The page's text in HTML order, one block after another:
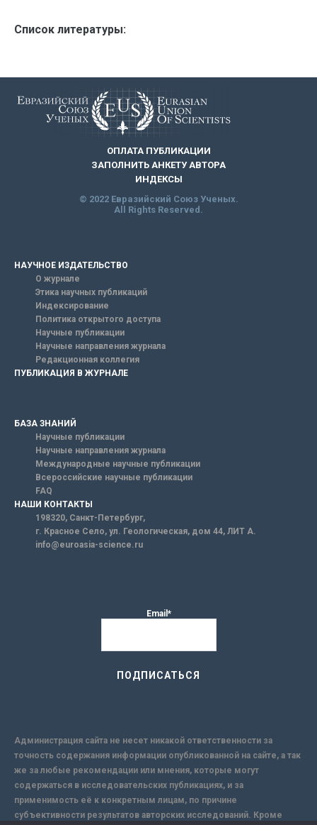
Список литературы:
ОПЛАТА ПУБЛИКАЦИИ
ЗАПОЛНИТЬ АНКЕТУ АВТОРА
ИНДЕКСЫ
© 2022 Евразийский Союз Ученых.
All Rights Reserved.
НАУЧНОЕ ИЗДАТЕЛЬСТВО
О журнале
Этика научных публикаций
Индексирование
Политика открытого доступа
Научные публикации
Научные направления журнала
Редакционная коллегия
ПУБЛИКАЦИЯ В ЖУРНАЛЕ
БАЗА ЗНАНИЙ
Научные публикации
Научные направления журнала
Международные научные публикации
Всероссийские научные публикации
FAQ
НАШИ КОНТАКТЫ
198320, Санкт-Петербург,
г. Красное Село, ул. Геологическая, дом 44, ЛИТ А.
info@euroasia-science.ru
Email*
Администрация сайта не несет никакой ответственности за
точность содержания информации опубликованной на сайте, а так
же за любые рекомендации или мнения, которые могут
содержаться в исследовательских публикациях, и за
применимость её к конкретным лицам, по причине
субъективности результатов авторских исследований. Кроме